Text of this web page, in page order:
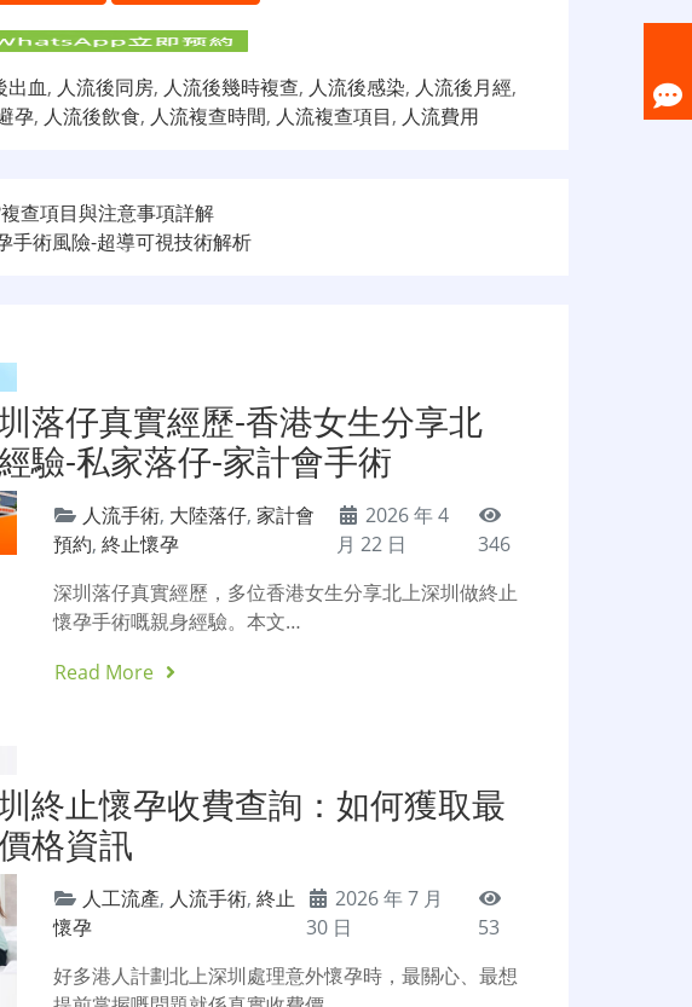
出血, 人流後同房, 人流後幾時複查, 人流後感染, 人流後月經,
孕, 人流後飲食, 人流複查時間, 人流複查項目, 人流費用
查項目與注意事項詳解
手術風險-超導可視技術解析
落仔真實經歷-香港女生分享北
驗-私家落仔-家計會手術
人流手術, 大陸落仔,家計會
預約,終止懷孕
2026 年 4
月 22 日
346
深圳落仔真實經歷，多位香港女生分享北上深圳做終止
懷孕手術嘅親身經驗。本文…
Read More
終止懷孕收費查詢：如何獲取最
格資訊
人工流產, 人流手術,終止
懷孕
2026 年 7 月
30 日
53
好多港人計劃北上深圳處理意外懷孕時，最關心、最想